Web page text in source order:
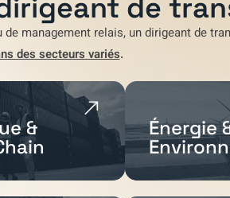
de
de management relais, un dirigeant de
des secteurs variés.
& Énergie